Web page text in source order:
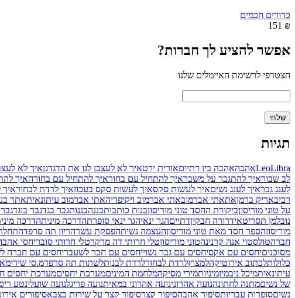
כדורים חכמים
₪ 151
אפשר להציע לך חברות?
הצטרפי לרשימת האיימלים שלנו
תגיות
LeoLibra אהבהאהבה בין דתייםאורית ירטאיך לא לעצבן לנו את הדגדגןאיך לא
לב שבוראיך להתגבר על משבראיך להתחיל עם בחוראיך להתחיל עם בחורהאיך
לענג גבראיך לענג נשיםאיך לעשות סקסאיך לעשות סקס בעכוזאיך לרדת לבחוראיך
רביבאריק ברמןאתאתי אברמובאתי אברמוב ויקיפדיהאתי אברמוב עיתונאיתאתר
על טוני מוריסוןביקורת החסד טוני מוריסוןבנות כותבותבננהבננותגבר בגדגבר בוגד
נובלמן תסריטאידרורה חבקיןדתייםהגר ינאיהגר ינאי סופרתהדרכה מיניתהדרכה
מוריסוןהספר חסד מאת טוני מוריסוןהעצמה נשיתהפסקת עשרהריון תה סרפד
חברהטולסטוי אנה קרנינהטוני מוריסוןטלי חרותי דה מרקרטלי חרותי סובריחסי
מסוכניםיחסים עם אקסיחסים עם גבר נשוייחסים עם חבר לשעבריחסים עם חברה
כלולותלכתוב אירוטיקהלמצוץלרדת לבחורלרדת לבנותלשתות תה סרפדמ.סי שירי
עיתונאיתמיכל ניבמיןמיניותמירי מסיקהמלחמת המיניםמערכת יחסיםמערכת יחסים
של נשיםמתנה לחתונהנועה אהרונינועה אהרוני במאיתנועה פריגלנועה שועלינטע
נשיםסופרות עבריותסיפור אהבהסיפור קצרסיפור קצר על שירות בצבאסיפורים